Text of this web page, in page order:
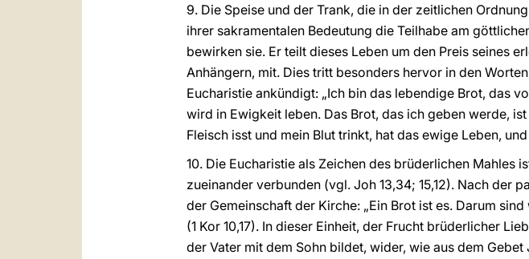
9. Die Speise und der Trank, die in der zeitlichen
ihrer sakramentalen Bedeutung die Teilhabe am
bewirken sie. Er teilt dieses Leben um den Preis seines
Anhängern, mit. Dies tritt besonders hervor in den
Eucharistie ankündigt: „Ich bin das lebendige Brot, das
wird in Ewigkeit leben. Das Brot, das ich geben werde,
Fleisch isst und mein Blut trinkt, hat das ewige Leben,
10. Die Eucharistie als Zeichen des brüderlichen Mahles
zueinander verbunden (vgl. Joh 13,34; 15,12). Nach der
der Gemeinschaft der Kirche: „Ein Brot ist es. Darum
(1 Kor 10,17). In dieser Einheit, der Frucht brüderlicher
der Vater mit dem Sohn bildet, wider, wie aus dem